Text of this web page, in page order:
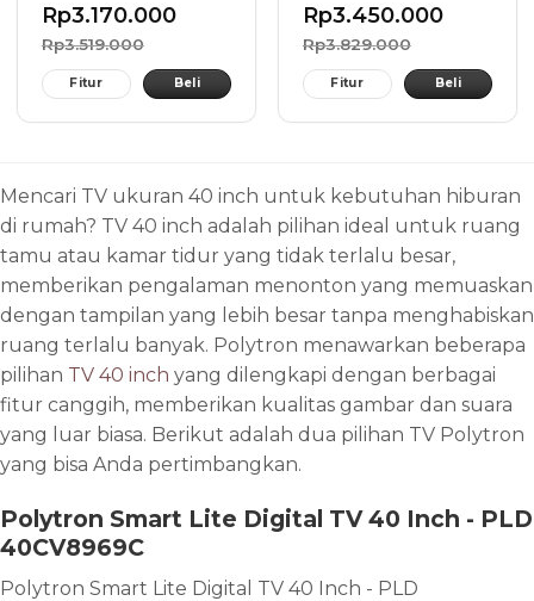
Rp3.170.000
Rp3.519.000
Fitur Beli
Rp3.450.000
Rp3.829.000
Fitur Beli
Mencari TV ukuran 40 inch untuk kebutuhan hiburan
di rumah? TV 40 inch adalah pilihan ideal untuk ruang
tamu atau kamar tidur yang tidak terlalu besar,
memberikan pengalaman menonton yang memuaskan
dengan tampilan yang lebih besar tanpa menghabiskan
ruang terlalu banyak. Polytron menawarkan beberapa
pilihan TV 40 inch yang dilengkapi dengan berbagai
fitur canggih, memberikan kualitas gambar dan suara
yang luar biasa. Berikut adalah dua pilihan TV Polytron
yang bisa Anda pertimbangkan.
Polytron Smart Lite Digital TV 40 Inch - PLD
40CV8969C
Polytron Smart Lite Digital TV 40 Inch - PLD